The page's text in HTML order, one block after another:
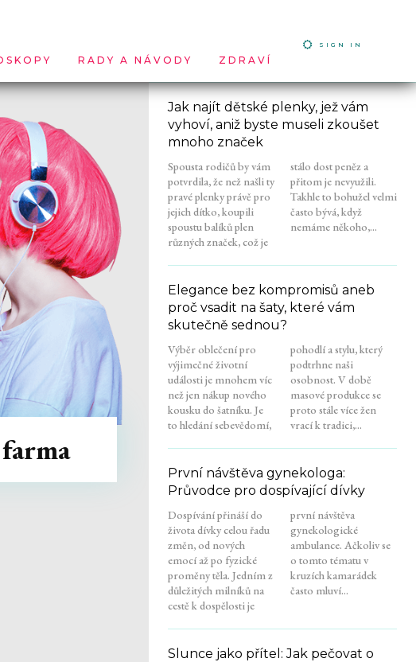
RADY A NÁVODY ZDRAVÍ
SIGN IN
farma
Jak najít dětské plenky, jež vám
vyhoví, aniž byste museli zkoušet
mnoho značek
Spousta rodičů by vám
potvrdila, že než našli ty
pravé plenky právě pro
jejich dítko, koupili
spoustu balíků plen
různých značek, což je
stálo dost peněz a
přitom je nevyužili.
Takhle to bohužel velmi
často bývá, když
nemáme někoho,...
Elegance bez kompromisů aneb
proč vsadit na šaty, které vám
skutečně sednou?
Výběr oblečení pro
výjimečné životní
události je mnohem víc
než jen nákup nového
kousku do šatníku. Je
to hledání sebevědomí,
pohodlí a stylu, který
podtrhne naši
osobnost. V době
masové produkce se
proto stále více žen
vrací k tradici,...
První návštěva gynekologa:
Průvodce pro dospívající dívky
Dospívání přináší do
života dívky celou řadu
změn, od nových
emocí až po fyzické
proměny těla. Jedním z
důležitých milníků na
cestě k dospělosti je
první návštěva
gynekologické
ambulance. Ačkoliv se
o tomto tématu v
kruzích kamarádek
často mluví...
Slunce jako přítel: Jak pečovat o